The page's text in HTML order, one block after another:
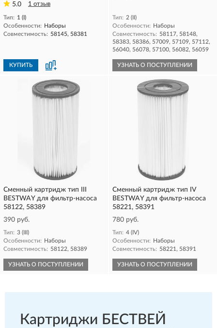
5.0
1 отзыв
Тип: 1 (I)
Особенности: Наборы
Совместимость: 58145, 58381
КУПИТЬ
Тип: 2 (II)
Особенности: Наборы
Совместимость: 58117, 58148,
58383, 58386, 57009, 57109, 57112,
56040, 56078, 57100, 56082, 56059
УЗНАТЬ О ПОСТУПЛЕНИИ
Сменный картридж тип III
BESTWAY для фильтр-насоса
58122, 58389
390 руб.
Тип: 3 (III)
Особенности: Наборы
Совместимость: 58122, 58389
УЗНАТЬ О ПОСТУПЛЕНИИ
Сменный картридж тип IV
BESTWAY для фильтр-насоса
58221, 58391
780 руб.
Тип: 4 (IV)
Особенности: Наборы
Совместимость: 58221, 58391
УЗНАТЬ О ПОСТУПЛЕНИИ
Картриджи БЕСТВЕЙ